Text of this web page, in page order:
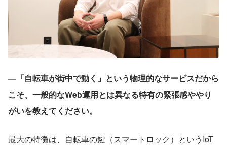
―「自転車が街中で動く」という物理的なサービスだから
こそ、一般的なWeb運用とは異なる特有の緊張感ややり
がいを教えてください。
最大の特徴は、自転車の鍵（スマートロック）というIoT